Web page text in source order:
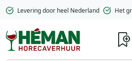
Levering door heel Nederland Het